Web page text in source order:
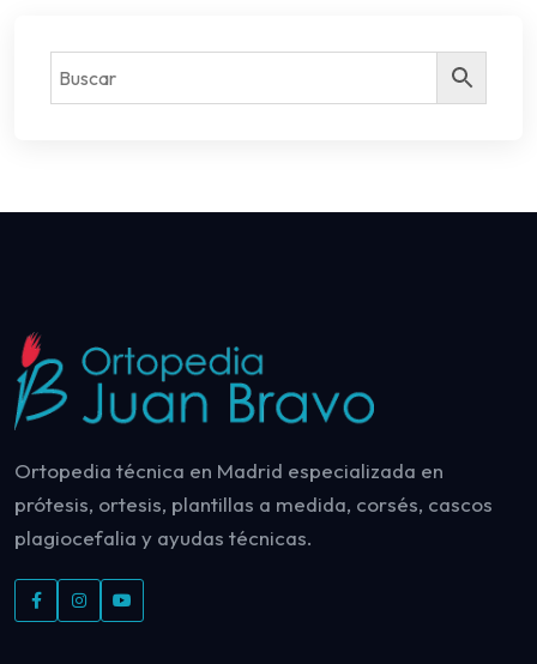
Ortopedia técnica en Madrid especializada en
prótesis, ortesis, plantillas a medida, corsés, cascos
plagiocefalia y ayudas técnicas.